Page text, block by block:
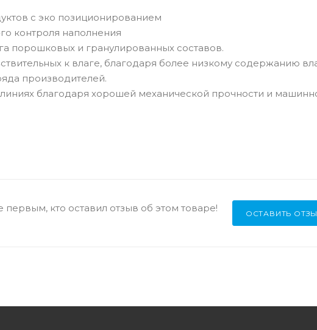
с эко позиционированием
контроля наполнения
порошковых и гранулированных составов.
к влаге, благодаря более низкому содержанию
производителей.
благодаря хорошей механической прочности и
ОСТАВИТЬ
первым, кто оставил отзыв об этом товаре!